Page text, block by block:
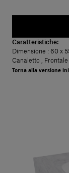
Caratteristiche:
Dimensione : 60 x
Canaletto
Frontale
Torna alla versione